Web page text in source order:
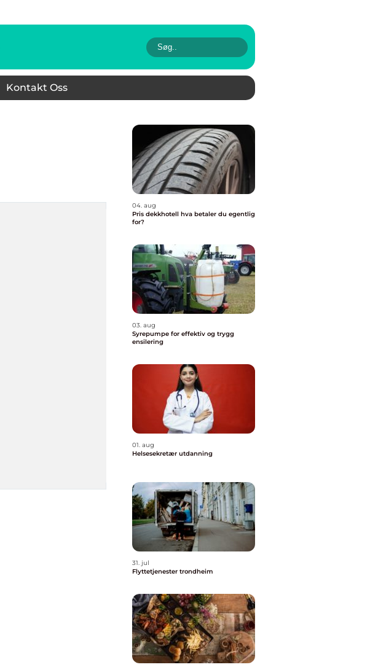
Kontakt Oss
04. aug
Pris dekkhotell hva betaler du egentlig
for?
03. aug
Syrepumpe for effektiv og trygg
ensilering
01. aug
Helsesekretær utdanning
31. jul
Flyttetjenester trondheim